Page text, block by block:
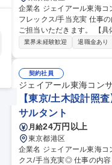
企業名 ジェイアール東海コンサルタンツ株式会社 求人名 【東
フレックス/手当充実 仕事の内容 環境コンサルタントとして、環境調査および地質調査業務（中央新幹線ほか）を
ご担当いただきます。 【具体的には】 ■環境調査：鉄道沿線の環境調査をはじめ、各種環境調査及び開発に伴う
環境影響評価（環境アセ
業界未経験歓迎 退職金あり
契約社員
ジェイアール東海コン
【東京/土木設計照
サルタント
月給24万円以上
東京都港区
企業名 ジェイアール東海コンサルタンツ株式会社 求人名 【東
クス/手当充実◎ 仕事の内容 JR東海が保有している構造物の土木設計照査業務をご担当いただきます。 ※建物の